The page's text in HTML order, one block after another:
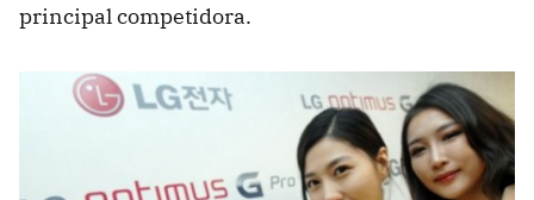
principal competidora.